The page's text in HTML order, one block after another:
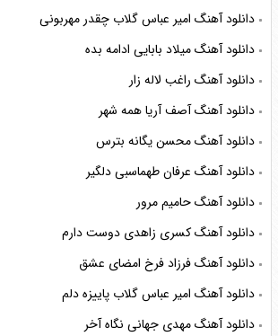
دانلود آهنگ امیر عباس گلاب چقدر مهربونی
دانلود آهنگ میلاد بابایی ادامه بده
دانلود آهنگ راغب لاله زار
دانلود آهنگ آصف آریا همه شهر
دانلود آهنگ محسن یگانه بترس
دانلود آهنگ عرفان طهماسبی دلگیر
دانلود آهنگ حامیم مرور
دانلود آهنگ کسری زاهدی دوست دارم
دانلود آهنگ فرزاد فرخ امضای عشق
دانلود آهنگ امیر عباس گلاب پاییزه دلم
دانلود آهنگ مهدی جهانی نگاه آخر